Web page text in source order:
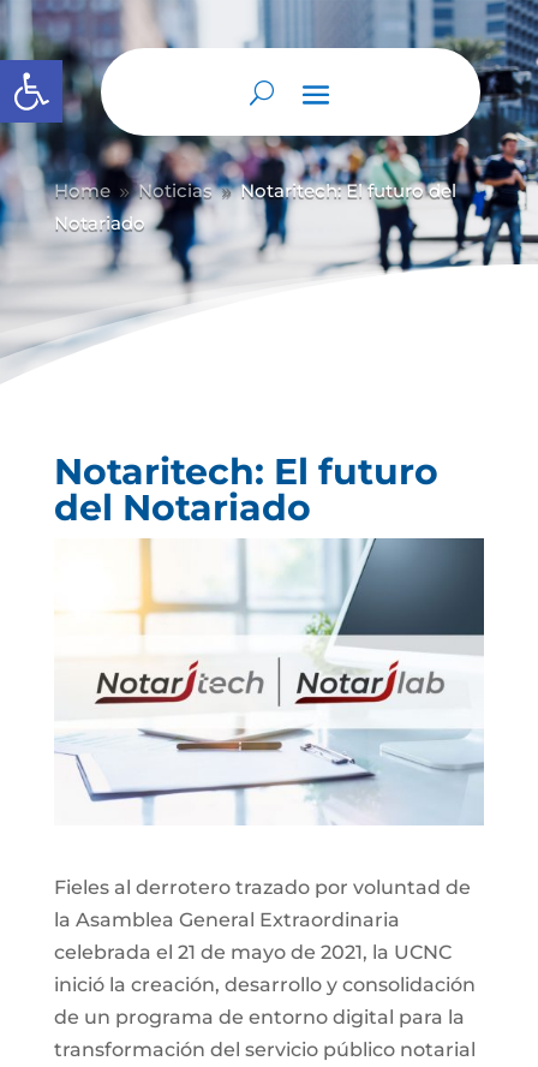
Abrir barra de herramientas
Home 9 Noticias 9 Notaritech: El futuro del
Notariado
Notaritech: El futuro
del Notariado
Fieles al derrotero trazado por voluntad de
la Asamblea General Extraordinaria
celebrada el 21 de mayo de 2021, la UCNC
inició la creación, desarrollo y consolidación
de un programa de entorno digital para la
transformación del servicio público notarial